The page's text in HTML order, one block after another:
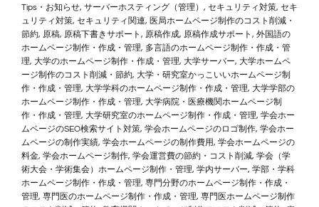
Tips・お知らせ, サーバーホスティング（管理） , セキュリティ対策, セキ
ュリティ対策, セキュリティ関連, 医局ホームページ制作のコスト削減・
節約, 原稿, 原稿下書きサポート , 原稿作成, 原稿作成サポート , 外国語の
ホームページ制作・作成・管理, 多言語のホームページ制作・作成・管
理, 大学のホームページ制作・作成・管理, 大学サーバー, 大学ホームペ
ージ制作のコスト削減・節約, 大学・研究室かっこいいホームページ制
作・作成・管理, 大学学科のホームページ制作・作成・管理, 大学学部の
ホームページ制作・作成・管理, 大学病院・医療機関ホームページ制
作・作成・管理, 大学研究室のホームページ制作・作成・管理, 学会ホー
ムページのSEO検索サイト対策, 学会ホームページのロゴ制作, 学会ホー
ムページの制作実績, 学会ホームページの制作費用, 学会ホームページの
料金, 学会ホームページ制作, 学会運営費の節約・コスト削減, 学会（学
術大会・学術集会）ホームページ制作・管理, 学内サーバー, 学部・学科
ホームページ制作・作成・管理, 専門分野のホームページ制作・作成・
管理, 専門医のホームページ制作・作成・管理, 専門医ホームページ制作